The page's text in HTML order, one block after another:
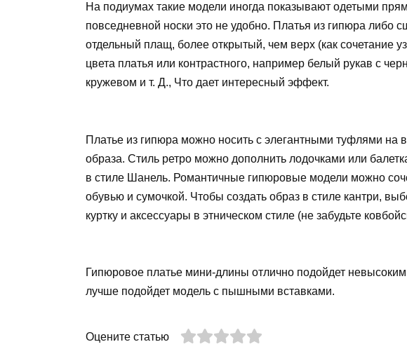
На подиумах такие модели иногда показывают одетыми
повседневной носки это не удобно. Платья из гипюра
отдельный плащ, более открытый, чем верх (как сочетание
цвета платья или контрастного, например белый рукав с
кружевом и т. Д., Что дает интересный эффект.
Платье из гипюра можно носить с элегантными туфлями на
образа. Стиль ретро можно дополнить лодочками или
в стиле Шанель. Романтичные гипюровые модели можно
обувью и сумочкой. Чтобы создать образ в стиле кантри,
куртку и аксессуары в этническом стиле (не забудьте
Гипюровое платье мини-длины отлично подойдет
лучше подойдет модель с пышными вставками.
Оцените статью